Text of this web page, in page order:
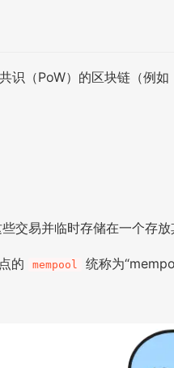
（PoW）的区块链（例
些交易并临时存储在一个存
的 mempool 统称为